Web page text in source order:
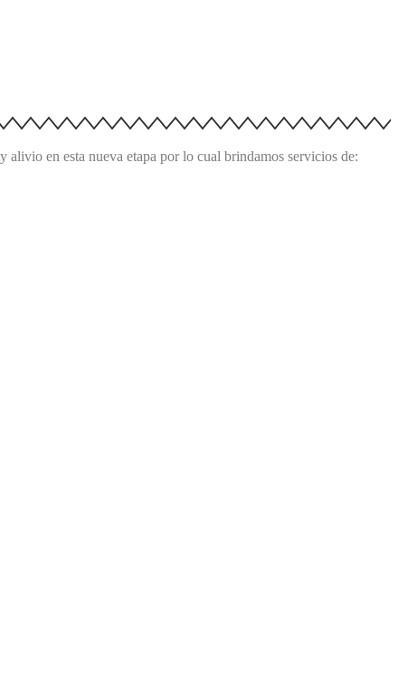
en esta nueva etapa por lo cual brindamos servicios de: